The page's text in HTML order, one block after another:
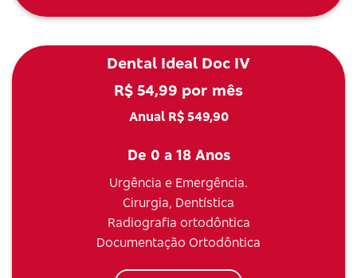
Dental Ideal Doc IV
R$ 54,99 por mês
Anual R$ 549,90
De 0 a 18 Anos
Urgência e Emergência.
Cirurgia, Dentística
Radiografia ortodôntica
Documentação Ortodôntica